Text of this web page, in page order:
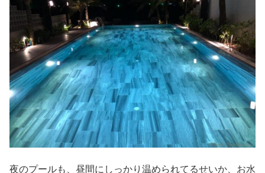
夜のプールも、昼間にしっかり温められてるせいか、お水